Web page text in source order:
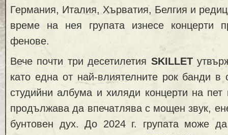
Германия, Италия, Хърватия, Белгия и
време на нея групата изнесе концерти
фенове.
Вече почти три десетилетия SKILLET
като една от най-влиятелните рок банди в
студийни албума и хиляди концерти на пет
продължава да впечатлява с мощен звук,
бунтовен дух. До 2024 г. групата може